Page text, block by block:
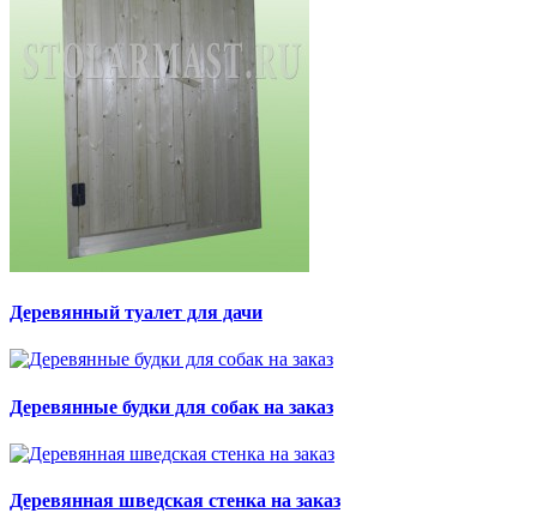
Деревянный туалет для дачи
Деревянные будки для собак на заказ
Деревянная шведская стенка на заказ